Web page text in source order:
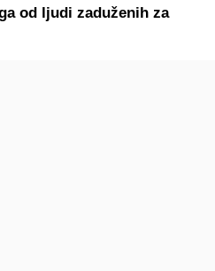
od ljudi zaduženih za